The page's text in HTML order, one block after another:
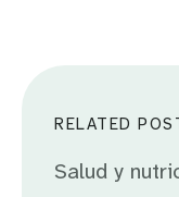
RELATED
Salud y